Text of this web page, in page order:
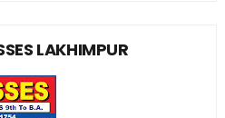
LAKHIMPUR